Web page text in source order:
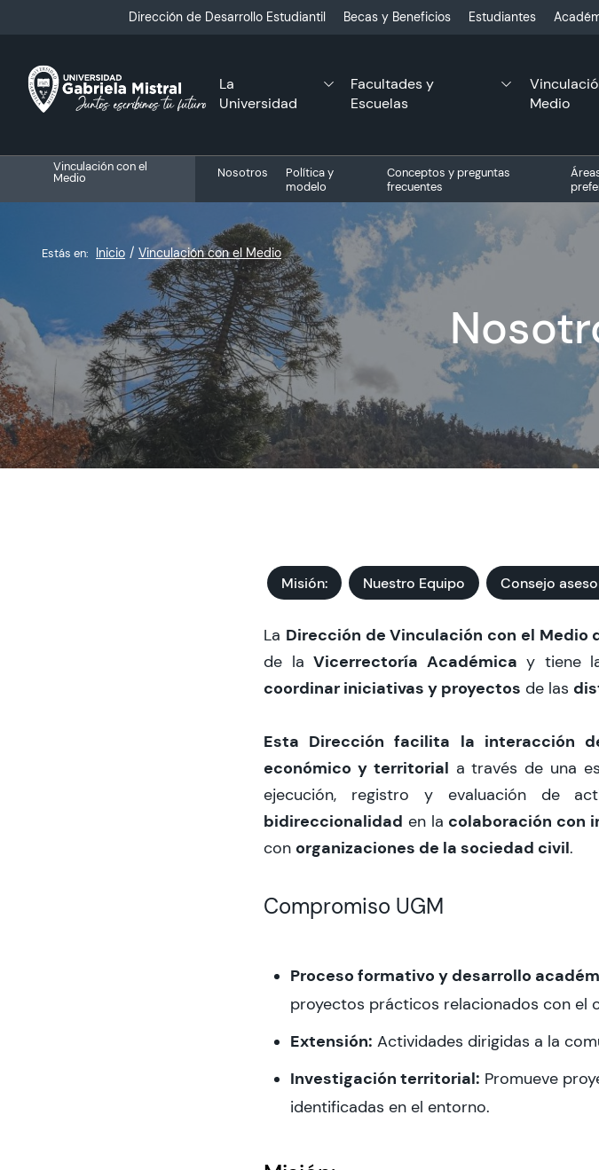
Dirección de Desarrollo Estudiantil Becas y Beneficios Estudiantes
La
Universidad
Facultades y
Escuelas
Medio
Vinculación con el
Medio
Nosotros
Política y
modelo
Conceptos y preguntas
frecuentes
Estás en: Inicio Vinculación con el Medio
Misión: Nuestro Equipo Consejo
La Dirección de Vinculación con el Medio
de laVicerrectoría Académica y tiene
coordinar iniciativas y proyectos de las
Esta Dirección facilita la interacción
económico y territorial a través de una
ejecución, registro y evaluación de
bidireccionalidad en la colaboración con
con organizaciones de la sociedad civil.
Compromiso UGM
Proceso formativo y desarrollo
proyectos prácticos relacionados con el
Extensión: Actividades dirigidas a la
Investigación territorial: Promueve
identificadas en el entorno​.